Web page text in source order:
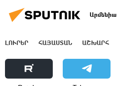
Արմենիա
ԼՈՒՐԵՐ ՀԱՅԱՍՏԱՆ ԱՇԽԱՐՀ